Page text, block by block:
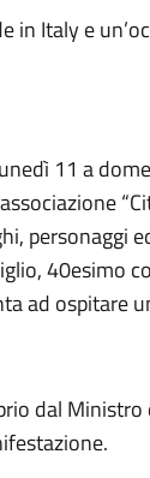
in Italy e
11 a
personaggi
40esimo
ad ospitare
dal Ministro